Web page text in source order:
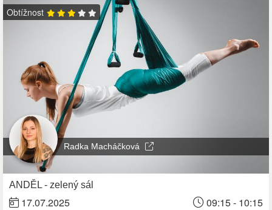
Obtížnost
Radka Macháčková
ANDĚL - zelený sál
17.07.2025 09:15 - 10:15